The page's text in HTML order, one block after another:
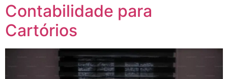
Contabilidade para
Cartórios